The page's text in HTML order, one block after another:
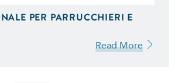
PER PARRUCCHIERI E
Read More